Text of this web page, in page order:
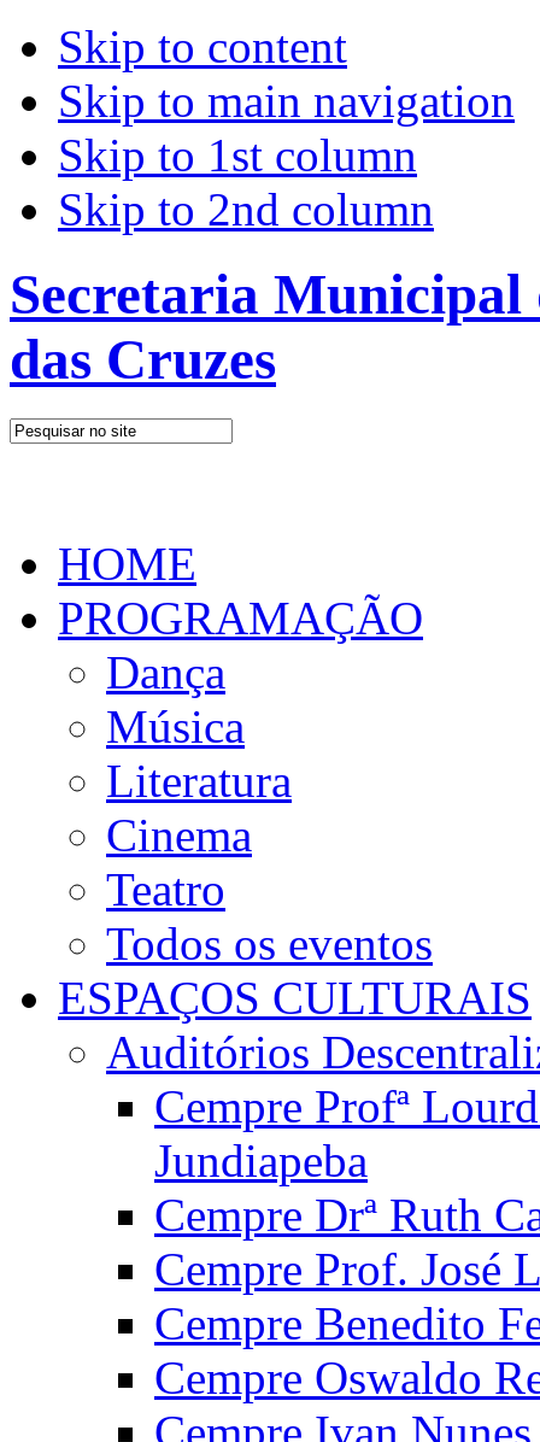
Skip to content
Skip to main navigation
Skip to 1st column
Skip to 2nd column
Secretaria
das Cruzes
HOME
PROGRAMAÇÃO
Dança
Música
Literatura
Cinema
Teatro
Todos os eventos
ESPAÇOS CULTURAIS
Auditórios
Cempre Profª
Jundiapeba
Cempre Drª Ruth
Cempre Prof. José
Cempre Benedito
Cempre Oswaldo
Cempre Ivan